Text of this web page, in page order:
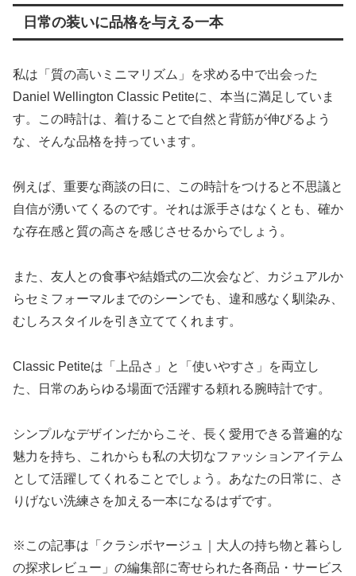
日常の装いに品格を与える一本
私は「質の高いミニマリズム」を求める中で出会った
Daniel Wellington Classic Petiteに、本当に満足していま
す。この時計は、着けることで自然と背筋が伸びるよう
な、そんな品格を持っています。
例えば、重要な商談の日に、この時計をつけると不思議と
自信が湧いてくるのです。それは派手さはなくとも、確か
な存在感と質の高さを感じさせるからでしょう。
また、友人との食事や結婚式の二次会など、カジュアルか
らセミフォーマルまでのシーンでも、違和感なく馴染み、
むしろスタイルを引き立ててくれます。
Classic Petiteは「上品さ」と「使いやすさ」を両立し
た、日常のあらゆる場面で活躍する頼れる腕時計です。
シンプルなデザインだからこそ、長く愛用できる普遍的な
魅力を持ち、これからも私の大切なファッションアイテム
として活躍してくれることでしょう。あなたの日常に、さ
りげない洗練さを加える一本になるはずです。
※この記事は「クラシボヤージュ｜大人の持ち物と暮らし
の探求レビュー」の編集部に寄せられた各商品・サービス